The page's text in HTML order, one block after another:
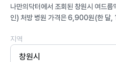
나만의닥터에서 조회된 창원시 여드
인) 처방 병원 가격은 6,900원(한 달,
지역
창원시